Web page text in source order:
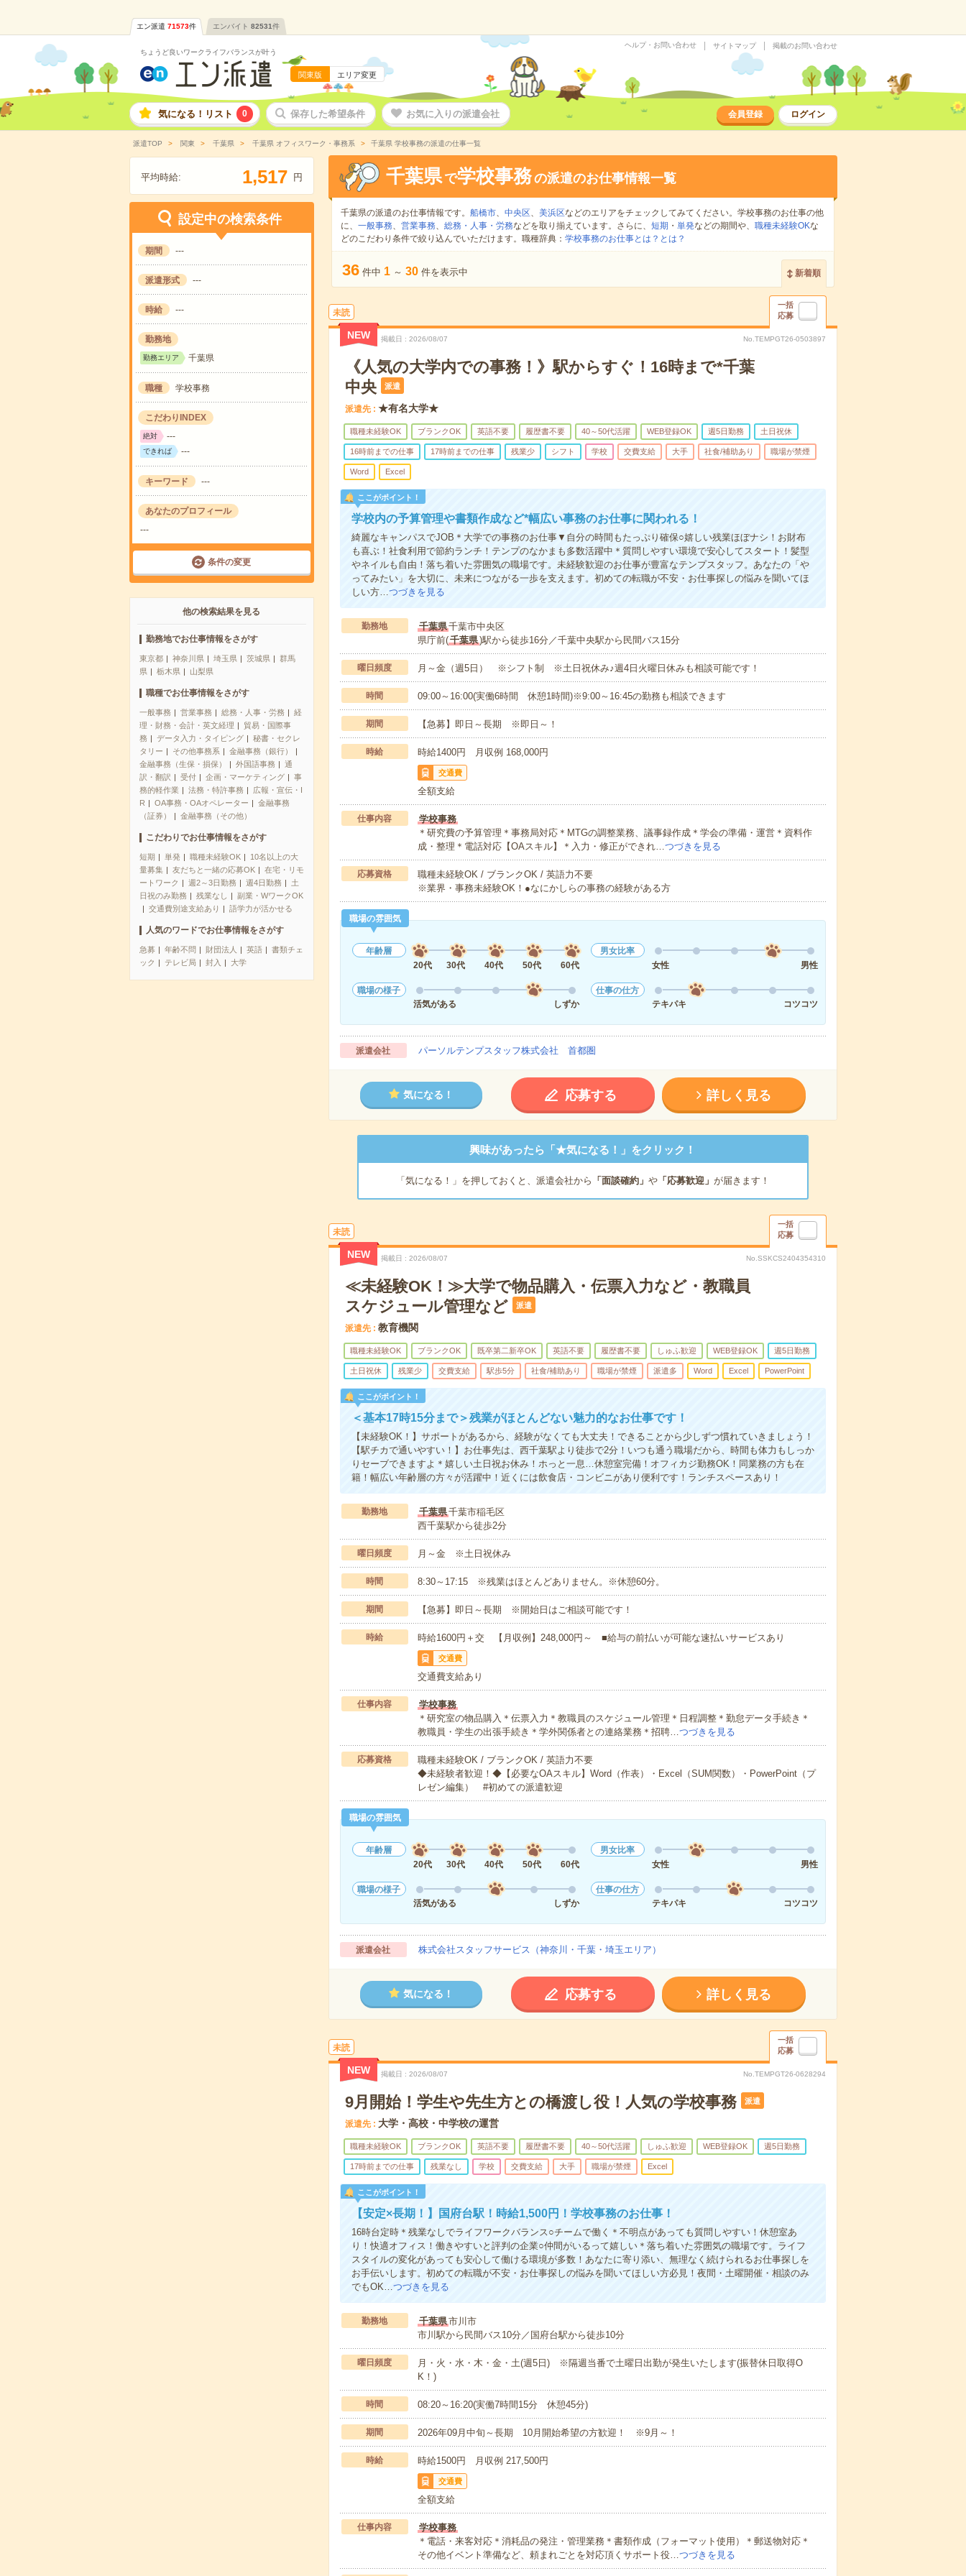
エン派遣 71573件 エンバイト 82531件
ちょうど良いワークライフバランスが叶う
関東版 エリア変更
ヘルプ・お問い合わせ サイトマップ 掲載のお問い合わせ
気になる！リスト 0 保存した希望条件 お気に入りの派遣会社 会員登録 ログイン
派遣TOP 関東 千葉県 千葉県 オフィスワーク・事務系 千葉県 学校事務の派遣の仕事一覧
平均時給: 1,517 円
設定中の検索条件
期間 ---
派遣形式 ---
時給 ---
勤務地
勤務エリア 千葉県
職種 学校事務
こだわりINDEX
絶対 ---
できれば ---
キーワード ---
あなたのプロフィール
---
条件の変更
他の検索結果を見る
勤務地でお仕事情報をさがす
東京都 神奈川県 埼玉県 茨城県
群馬
県
栃木県 山梨県
職種でお仕事情報をさがす
一般事務 営業事務 総務・人事・労務
経
理・財務・会計・英文経理
貿易・国際事
務
データ入力・タイピング
秘書・セクレ
タリー
その他事務系
金融事務（銀行）
金融事務（生保・損保）
外国語事務
通
訳・翻訳
受付 企画・マーケティング
事
務的軽作業
法務・特許事務
広報・宣伝・I
R
OA事務・OAオペレーター
金融事務
（証券）
金融事務（その他）
こだわりでお仕事情報をさがす
短期 単発 職種未経験OK
10名以上の大
量募集
友だちと一緒の応募OK
在宅・リモ
ートワーク
週2～3日勤務 週4日勤務
土
日祝のみ勤務
残業なし
副業・WワークOK
交通費別途支給あり
語学力が活かせる
人気のワードでお仕事情報をさがす
急募 年齢不問 財団法人 英語
書類チェ
ック
テレビ局 封入 大学
千葉県 で学校事務の派遣のお仕事情報一覧
千葉県の派遣のお仕事情報です。 船橋市、 中央区、 美浜区などのエリアをチェックしてみてください。学校事務のお仕事の他
に、 一般事務、 営業事務、 総務・人事・労務などを取り揃えています。さらに、 短期 ・ 単発などの期間や、 職種未経験OKな
どのこだわり条件で絞り込んでいただけます。職種辞典： 学校事務のお仕事とは？とは？
36 件中 1 ～ 30 件を表示中 新着順
未読
一括
応募
NEW 掲載日 2026/08/07 No.TEMPGT26-0503897
《人気の大学内での事務！》駅からすぐ！16時まで*千葉
中央
派遣
派遣先 ★有名大学★
職種未経験OK ブランクOK 英語不要 履歴書不要 40～50代活躍 WEB登録OK 週5日勤務 土日祝休
16時前までの仕事 17時前までの仕事 残業少 シフト 学校 交費支給 大手 社食/補助あり 職場が禁煙
Word Excel
ここがポイント！
学校内の予算管理や書類作成など*幅広い事務のお仕事に関われる！
綺麗なキャンパスでJOB＊大学での事務のお仕事▼自分の時間もたっぷり確保○嬉しい残業ほぼナシ！お財布
も喜ぶ！社食利用で節約ランチ！テンプのなかまも多数活躍中＊質問しやすい環境で安心してスタート！髪型
やネイルも自由！落ち着いた雰囲気の職場です。未経験歓迎のお仕事が豊富なテンプスタッフ。あなたの「や
ってみたい」を大切に、未来につながる一歩を支えます。初めての転職が不安・お仕事探しの悩みを聞いてほ
しい方…つづきを見る
勤務地 千葉県千葉市中央区
県庁前(千葉県)駅から徒歩16分／千葉中央駅から民間バス15分
曜日頻度 月～金（週5日） ※シフト制 ※土日祝休み♪週4日火曜日休みも相談可能です！
時間 09:00～16:00(実働6時間 休憩1時間)※9:00～16:45の勤務も相談できます
期間 【急募】即日～長期 ※即日～！
時給 時給1400円 月収例 168,000円
交通費
全額支給
仕事内容
学校事務
＊研究費の予算管理＊事務局対応＊MTGの調整業務、議事録作成＊学会の準備・運営＊資料作
成・整理＊電話対応【OAスキル】＊入力・修正ができれ…つづきを見る
応募資格
職種未経験OK / ブランクOK / 英語力不要
※業界・事務未経験OK！●なにかしらの事務の経験がある方
職場の雰囲気
年齢層
20代
30代 40代 50代 60代
男女比率
女性
男性
職場の様子
活気がある
しずか
仕事の仕方
テキパキ
コツコツ
派遣会社 パーソルテンプスタッフ株式会社 首都圏
気になる！ 応募する 詳しく見る
興味があったら「★気になる！」をクリック！
「気になる！」を押しておくと、派遣会社から 「面談確約」 や「応募歓迎」 が届きます！
未読
一括
応募
NEW 掲載日 2026/08/07 No.SSKCS2404354310
≪未経験OK！≫大学で物品購入・伝票入力など・教職員
スケジュール管理など
派遣
派遣先 教育機関
職種未経験OK ブランクOK 既卒第二新卒OK 英語不要 履歴書不要 しゅふ歓迎 WEB登録OK 週5日勤務
土日祝休 残業少 交費支給 駅歩5分 社食/補助あり 職場が禁煙 派遣多 Word Excel PowerPoint
ここがポイント！
＜基本17時15分まで＞残業がほとんどない魅力的なお仕事です！
【未経験OK！】サポートがあるから、経験がなくても大丈夫！できることから少しずつ慣れていきましょう！
【駅チカで通いやすい！】お仕事先は、西千葉駅より徒歩で2分！いつも通う職場だから、時間も体力もしっか
りセーブできますよ＊嬉しい土日祝お休み！ホっと一息…休憩室完備！オフィカジ勤務OK！同業務の方も在
籍！幅広い年齢層の方々が活躍中！近くには飲食店・コンビニがあり便利です！ランチスペースあり！
勤務地 千葉県千葉市稲毛区
西千葉駅から徒歩2分
曜日頻度 月～金 ※土日祝休み
時間 8:30～17:15 ※残業はほとんどありません。※休憩60分。
期間 【急募】即日～長期 ※開始日はご相談可能です！
時給 時給1600円＋交 【月収例】248,000円～ ■給与の前払いが可能な速払いサービスあり
交通費
交通費支給あり
仕事内容
学校事務
＊研究室の物品購入＊伝票入力＊教職員のスケジュール管理＊日程調整＊勤怠データ手続き＊
教職員・学生の出張手続き＊学外関係者との連絡業務＊招聘…つづきを見る
応募資格
職種未経験OK / ブランクOK / 英語力不要
◆未経験者歓迎！◆【必要なOAスキル】Word（作表）・Excel（SUM関数）・PowerPoint（プ
レゼン編集） #初めての派遣歓迎
職場の雰囲気
年齢層
20代
30代 40代 50代 60代
男女比率
女性
男性
職場の様子
活気がある
しずか
仕事の仕方
テキパキ
コツコツ
派遣会社 株式会社スタッフサービス（神奈川・千葉・埼玉エリア）
気になる！ 応募する 詳しく見る
未読
一括
応募
NEW 掲載日 2026/08/07 No.TEMPGT26-0628294
9月開始！学生や先生方との橋渡し役！人気の学校事務 派遣
派遣先 大学・高校・中学校の運営
職種未経験OK ブランクOK 英語不要 履歴書不要 40～50代活躍 しゅふ歓迎 WEB登録OK 週5日勤務
17時前までの仕事 残業なし 学校 交費支給 大手 職場が禁煙 Excel
ここがポイント！
【安定×長期！】国府台駅！時給1,500円！学校事務のお仕事！
16時台定時＊残業なしでライフワークバランス○チームで働く＊不明点があっても質問しやすい！休憩室あ
り！快適オフィス！働きやすいと評判の企業○仲間がいるって嬉しい＊落ち着いた雰囲気の職場です。ライフ
スタイルの変化があっても安心して働ける環境が多数！あなたに寄り添い、無理なく続けられるお仕事探しを
お手伝いします。初めての転職が不安・お仕事探しの悩みを聞いてほしい方必見！夜間・土曜開催・相談のみ
でもOK…つづきを見る
勤務地 千葉県市川市
市川駅から民間バス10分／国府台駅から徒歩10分
曜日頻度
月・火・水・木・金・土(週5日) ※隔週当番で土曜日出勤が発生いたします(振替休日取得O
K！)
時間 08:20～16:20(実働7時間15分 休憩45分)
期間 2026年09月中旬～長期 10月開始希望の方歓迎！ ※9月～！
時給 時給1500円 月収例 217,500円
交通費
全額支給
仕事内容
学校事務
＊電話・来客対応＊消耗品の発注・管理業務＊書類作成（フォーマット使用）＊郵送物対応＊
その他イベント準備など、頼まれごとを対応頂くサポート役…つづきを見る